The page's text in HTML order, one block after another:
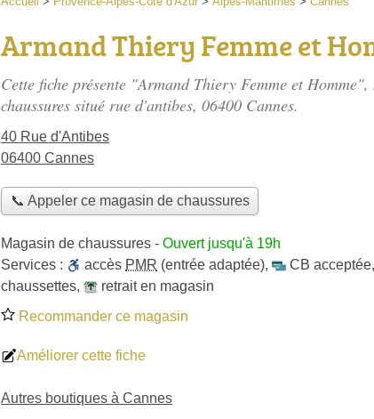
Armand Thiery Femme et
Cette fiche présente "Armand Thiery Femme et Homme",
chaussures situé rue d'antibes, 06400 Cannes.
40 Rue d'Antibes
06400 Cannes
📞 Appeler ce magasin de chaussures
Magasin de chaussures - Ouvert jusqu'à 19h
Services :
accès PMR (entrée adaptée), CB acceptée,
chaussettes,
retrait en magasin
Recommander ce magasin
Améliorer cette fiche
Autres boutiques à Cannes